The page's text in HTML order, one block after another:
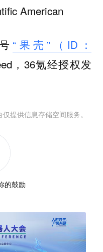
American
“果壳”（ID：
，36氪经授权发
提供信息存储空间服务。
的鼓励